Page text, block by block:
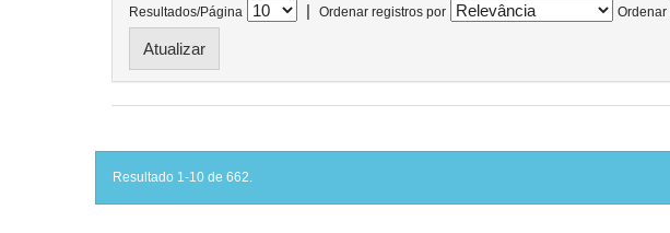
Resultados/Página | Ordenar registros por Ordenar
Resultado 1-10 de 662.